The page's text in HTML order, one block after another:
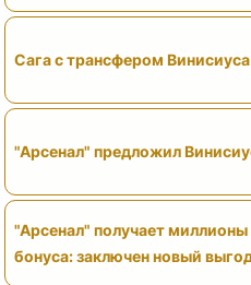
Сага с трансфером
"Арсенал" предложил
"Арсенал" получает
бонуса: заключен новый